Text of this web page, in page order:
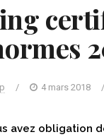
/ 4 mars 2018 /
avez obligation